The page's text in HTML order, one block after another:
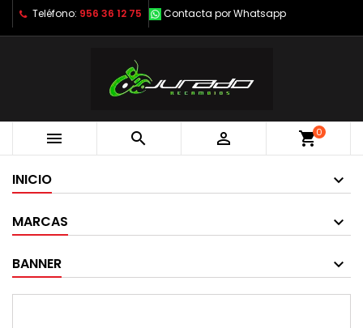
Teléfono: 956 36 12 75 Contacta por Whatsapp
   shopping_cart0
INICIO
MARCAS
BANNER